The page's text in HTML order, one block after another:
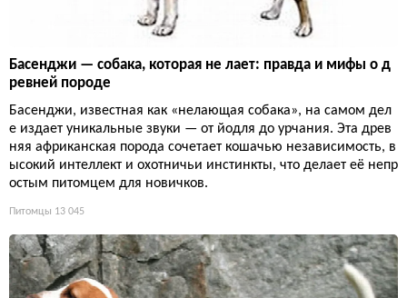
Басенджи — собака, которая не лает: правда и мифы о д
ревней породе
Басенджи, известная как «нелающая собака», на самом дел
е издает уникальные звуки — от йодля до урчания. Эта древ
няя африканская порода сочетает кошачью независимость, в
ысокий интеллект и охотничьи инстинкты, что делает её непр
остым питомцем для новичков.
Питомцы 13 045